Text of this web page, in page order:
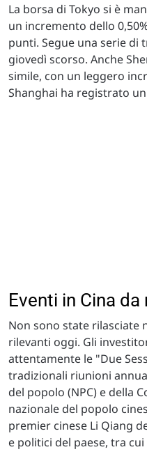
La borsa di Tokyo si è
un incremento dello
punti. Segue una serie di
giovedì scorso. Anche
simile, con un leggero
Shanghai ha registrato
Eventi in Cina
Non sono state rilasciate
rilevanti oggi. Gli
attentamente le "Due
tradizionali riunioni
del popolo (NPC) e della
nazionale del popolo
premier cinese Li Qiang
e politici del paese, tra